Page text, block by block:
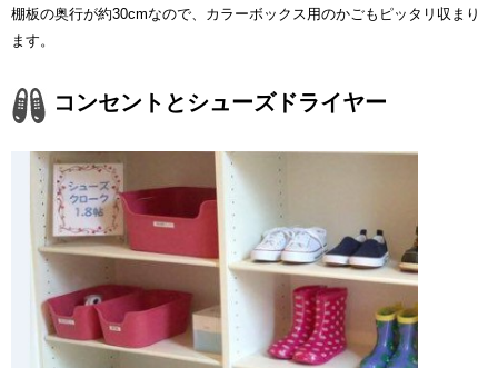
棚板の奥行が約30cmなので、カラーボックス用のかごもピッタリ収まり
ます。
コンセントとシューズドライヤー